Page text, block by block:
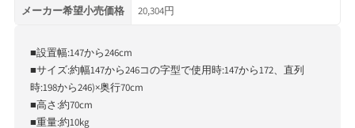
メーカー希望小売価格 20,304円
■設置幅:147から246cm
■サイズ:約幅147から246コの字型で使用時:147から172、直列
時:198から246)×奥行70cm
■高さ:約70cm
■重量:約10kg